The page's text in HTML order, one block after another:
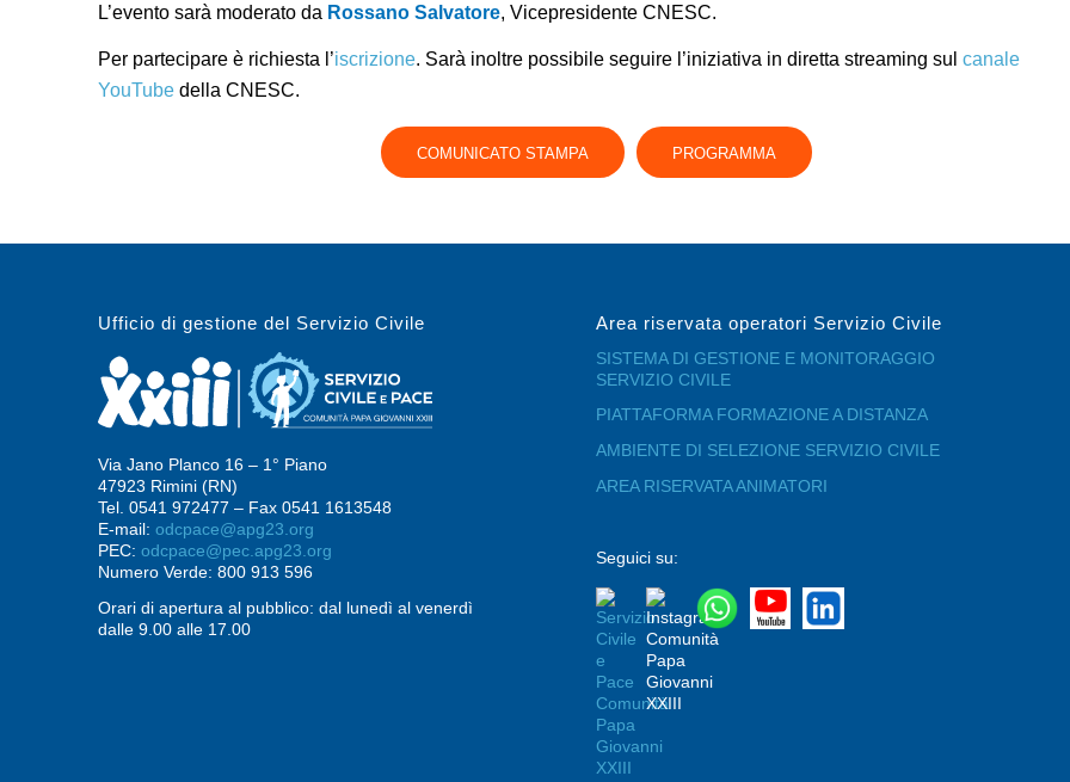
L’evento sarà moderato da Rossano Salvatore, Vicepresidente CNESC.
Per partecipare è richiesta l’iscrizione. Sarà inoltre possibile seguire l’iniziativa in diretta streaming sul canale
YouTube della CNESC.
COMUNICATO STAMPA PROGRAMMA
Ufficio di gestione del Servizio Civile
Via Jano Planco 16 – 1° Piano
47923 Rimini (RN)
Tel. 0541 972477 – Fax 0541 1613548
E-mail: odcpace@apg23.org
PEC: odcpace@pec.apg23.org
Numero Verde: 800 913 596
Orari di apertura al pubblico: dal lunedì al venerdì
dalle 9.00 alle 17.00
Area riservata operatori Servizio Civile
SISTEMA DI GESTIONE E MONITORAGGIO
SERVIZIO CIVILE
PIATTAFORMA FORMAZIONE A DISTANZA
AMBIENTE DI SELEZIONE SERVIZIO CIVILE
AREA RISERVATA ANIMATORI
Seguici su: